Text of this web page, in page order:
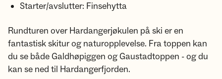
Starter/avslutter: Finsehytta
Rundturen over Hardangerjøkulen på ski er en
fantastisk skitur og naturopplevelse. Fra toppen kan
du se både Galdhøpiggen og Gaustadtoppen - og du
kan se ned til Hardangerfjorden.